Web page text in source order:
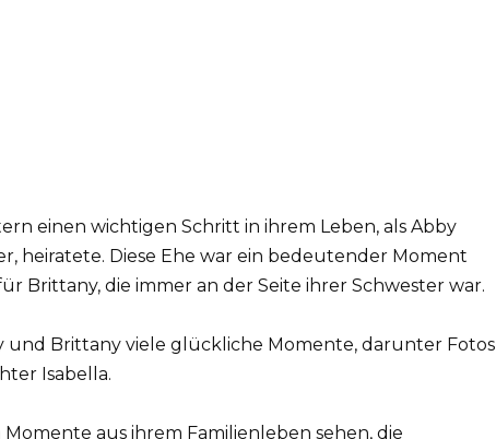
einen wichtigen Schritt in ihrem Leben, als Abby
heiratete. Diese Ehe war ein bedeutender Moment
Brittany, die immer an der Seite ihrer Schwester war.
und Brittany viele glückliche Momente, darunter Fotos
Isabella.
aus ihrem Familienleben sehen, die